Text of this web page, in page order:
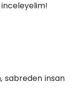
sabreden insan